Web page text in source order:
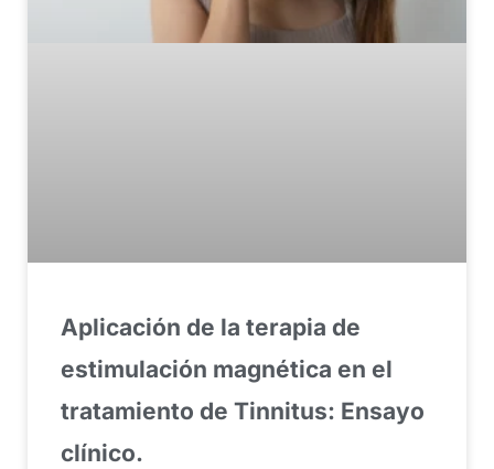
Aplicación de la terapia de
estimulación magnética en el
tratamiento de Tinnitus: Ensayo
clínico.